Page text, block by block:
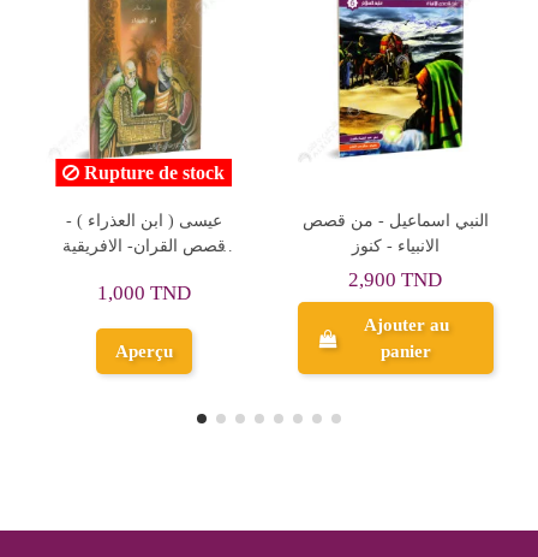
النبي اسماعيل - من قصص
الانبياء - كنوز
Ajouter au
panier
ابو عبيدة بن الجراح ( امين
هذه الامة ) - حياة الصحابة و
التابعين - الافريقية للانتاج
1,000 TND
Aperçu